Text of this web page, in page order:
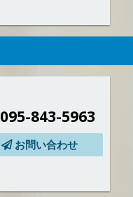
095-843-5963
お問い合わせ